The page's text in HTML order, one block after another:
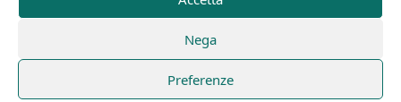
Nega
Preferenze
Copyright © Il Terebinto Edizioni - 2026
Termini e condizioni